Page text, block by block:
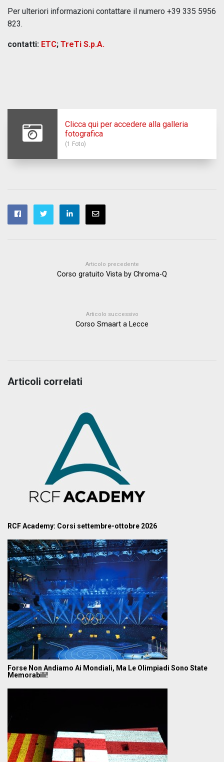
Per ulteriori informazioni contattare il numero +39 335 5956
823.
contatti: ETC; TreTi S.p.A.
Clicca qui per accedere alla galleria
fotografica
(1 Foto)
Articolo precedente
Corso gratuito Vista by Chroma-Q
Articolo successivo
Corso Smaart a Lecce
Articoli correlati
RCF Academy: Corsi settembre-ottobre 2026
Forse Non Andiamo Ai Mondiali, Ma Le Olimpiadi Sono State
Memorabili!